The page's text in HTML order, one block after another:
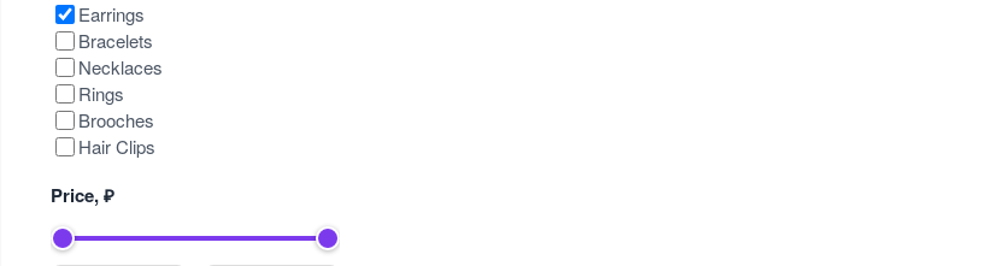
Earrings
Bracelets
Necklaces
Rings
Brooches
Hair Clips
Price, ₽